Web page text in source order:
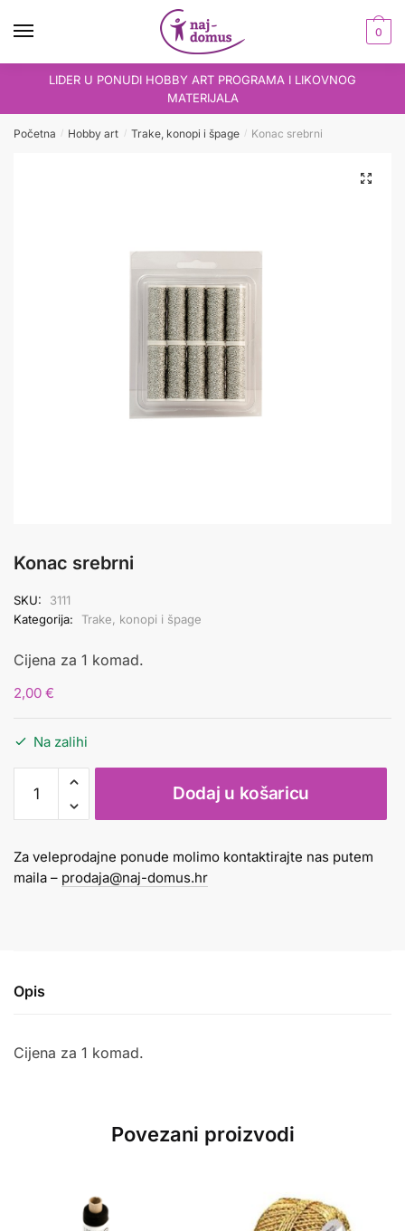
0
LIDER U PONUDI HOBBY ART PROGRAMA I LIKOVNOG
MATERIJALA
Početna / Hobby art / Trake, konopi i špage / Konac srebrni
Konac srebrni
SKU:
3111
Kategorija:
Trake, konopi i špage
Cijena za 1 komad.
2,00 €
Na zalihi
srebrni
količina
Dodaj u košaricu
Za veleprodajne ponude molimo kontaktirajte nas putem
maila – prodaja@naj-domus.hr
Opis
Cijena za 1 komad.
Povezani proizvodi